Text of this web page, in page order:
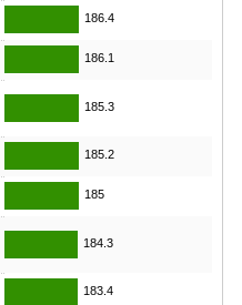
186.4
186.1
185.3
185.2
185
184.3
183.4